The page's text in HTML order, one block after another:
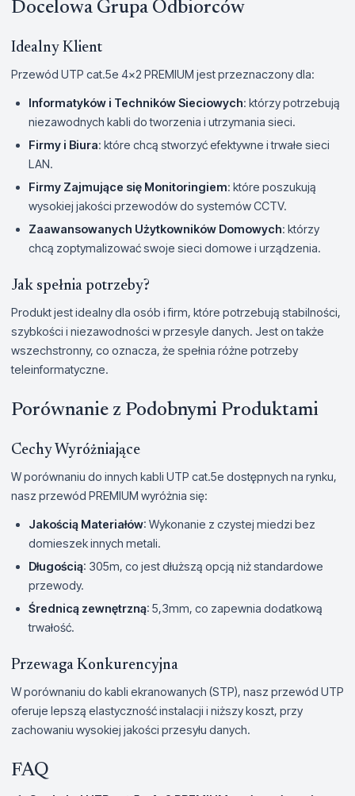
Docelowa Grupa Odbiorców
Idealny Klient
Przewód UTP cat.5e 4x2 PREMIUM jest przeznaczony dla:
Informatyków i Techników Sieciowych: którzy potrzebują
niezawodnych kabli do tworzenia i utrzymania sieci.
Firmy i Biura: które chcą stworzyć efektywne i trwałe sieci
LAN.
Firmy Zajmujące się Monitoringiem: które poszukują
wysokiej jakości przewodów do systemów CCTV.
Zaawansowanych Użytkowników Domowych: którzy
chcą zoptymalizować swoje sieci domowe i urządzenia.
Jak spełnia potrzeby?
Produkt jest idealny dla osób i firm, które potrzebują stabilności,
szybkości i niezawodności w przesyle danych. Jest on także
wszechstronny, co oznacza, że spełnia różne potrzeby
teleinformatyczne.
Porównanie z Podobnymi Produktami
Cechy Wyróżniające
W porównaniu do innych kabli UTP cat.5e dostępnych na rynku,
nasz przewód PREMIUM wyróżnia się:
Jakością Materiałów: Wykonanie z czystej miedzi bez
domieszek innych metali.
Długością: 305m, co jest dłuższą opcją niż standardowe
przewody.
Średnicą zewnętrzną: 5,3mm, co zapewnia dodatkową
trwałość.
Przewaga Konkurencyjna
W porównaniu do kabli ekranowanych (STP), nasz przewód UTP
oferuje lepszą elastyczność instalacji i niższy koszt, przy
zachowaniu wysokiej jakości przesyłu danych.
FAQ